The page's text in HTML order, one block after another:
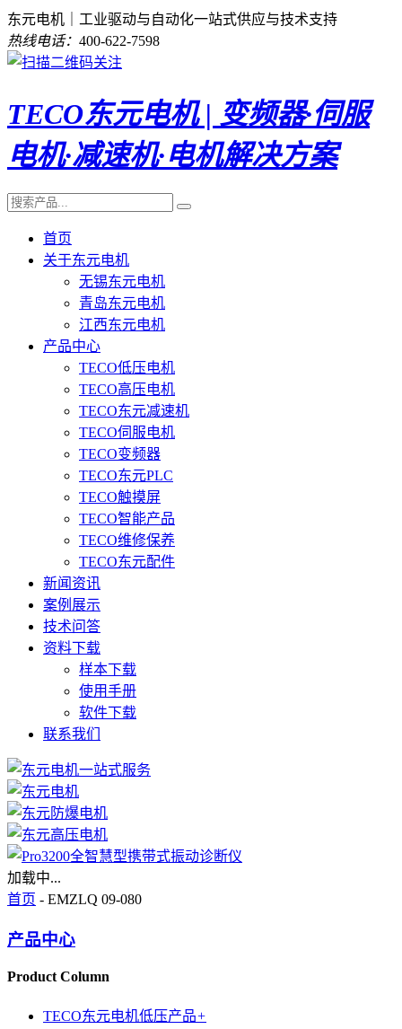
东元电机｜工业驱动与自动化一站式供应与技术支持
热线电话： 400-622-7598
TECO东元电机 | 变频器·伺服
电机·减速机·电机解决方案
首页
关于东元电机
无锡东元电机
青岛东元电机
江西东元电机
产品中心
TECO低压电机
TECO高压电机
TECO东元减速机
TECO伺服电机
TECO变频器
TECO东元PLC
TECO触摸屏
TECO智能产品
TECO维修保养
TECO东元配件
新闻资讯
案例展示
技术问答
资料下载
样本下载
使用手册
软件下载
联系我们
加载中...
首页 - EMZLQ 09-080
产品中心
Product Column
TECO东元电机低压产品+